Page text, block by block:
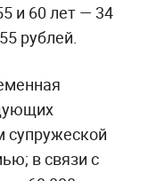
и 60 лет — 34
рублей.
супружеской
в связи с